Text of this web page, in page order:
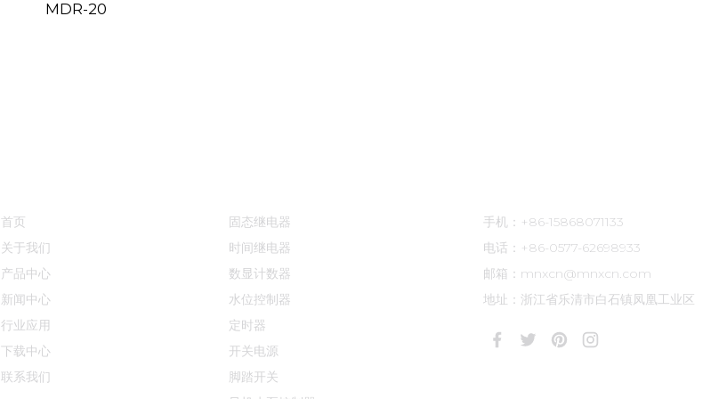
MDR-20
首页
关于我们
产品中心
新闻中心
行业应用
下载中心
联系我们
固态继电器
时间继电器
数显计数器
水位控制器
定时器
开关电源
脚踏开关
手机：+86-15868071133
电话：+86-0577-62698933
邮箱：mnxcn@mnxcn.com
地址：浙江省乐清市白石镇凤凰工业区